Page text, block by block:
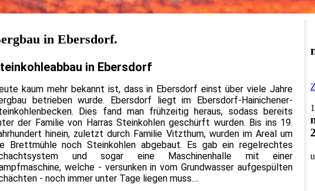
in Ebersdorf.
in Ebersdorf
kaum mehr bekannt ist, dass in Ebersdorf einst über viele Jahre
betrieben wurde. Ebersdorf liegt im Ebersdorf-Hainichener-
Dies fand man frühzeitig heraus, sodass bereits
der Familie von Harras Steinkohlen geschürft wurden. Bis ins 19.
hinein, zuletzt durch Familie Vitzthum, wurden im Areal um
Brettmühle noch Steinkohlen abgebaut. Es gab ein regelrechtes
und sogar eine Maschinenhalle mit einer
welche - versunken in vom Grundwasser aufgespülten
- noch immer unter Tage liegen muss....